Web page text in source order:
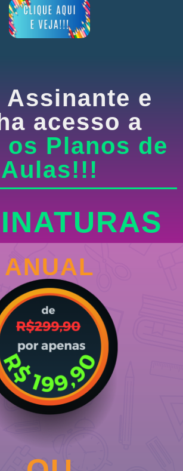
Assinante e
acesso a
Planos de
Aulas!!!
ANUAL